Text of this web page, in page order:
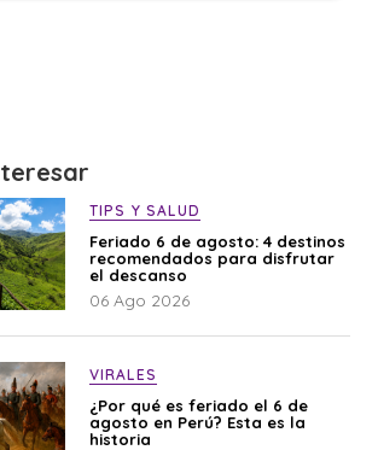
TIPS Y SALUD
Feriado 6 de agosto: 4 destinos
recomendados para disfrutar
el descanso
06 Ago 2026
VIRALES
¿Por qué es feriado el 6 de
agosto en Perú? Esta es la
historia